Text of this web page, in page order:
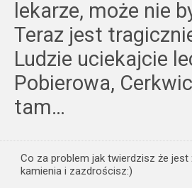
lekarze, może nie
Teraz jest
Ludzie uciekajcie
Pobierowa,
tam…
Co za problem jak twierdzisz że
kamienia i zazdrościsz:)